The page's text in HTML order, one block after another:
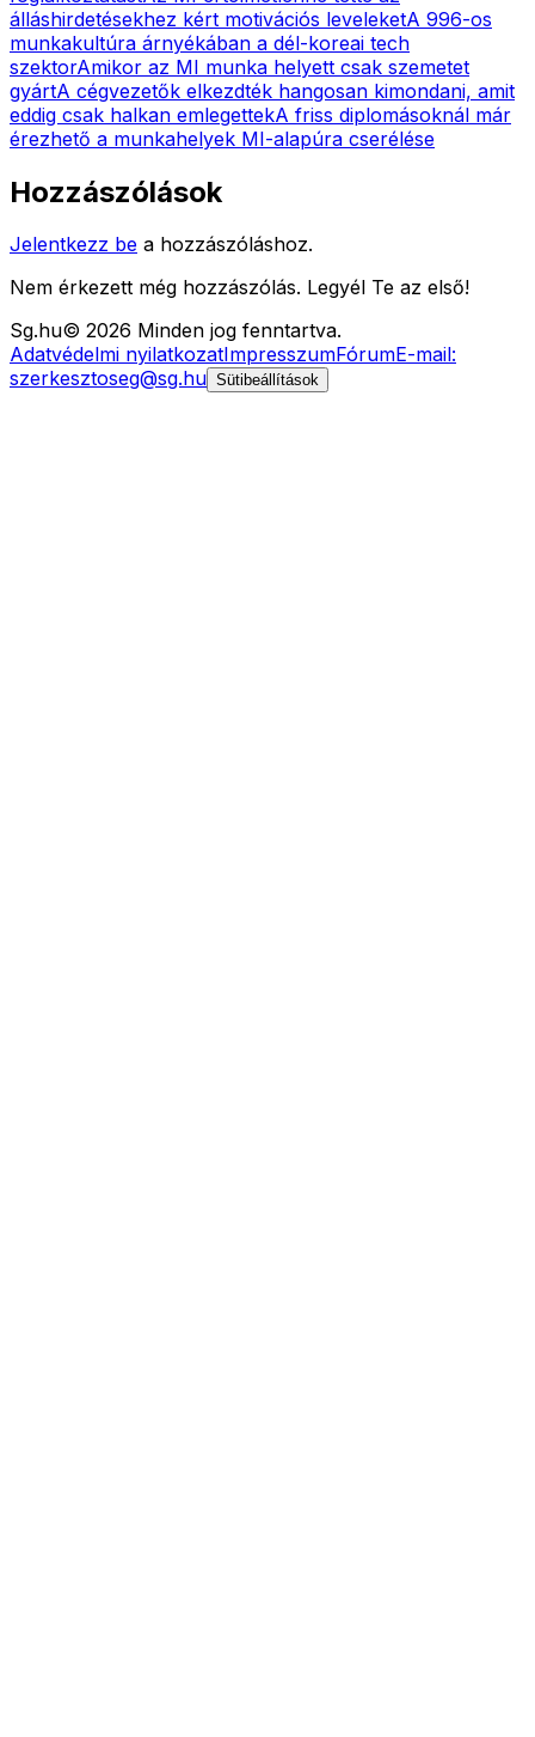
álláshirdetésekhez kért motivációs leveleketA 996-os
munkakultúra árnyékában a dél-koreai tech
szektorAmikor az MI munka helyett csak szemetet
gyártA cégvezetők elkezdték hangosan kimondani, amit
eddig csak halkan emlegettekA friss diplomásoknál már
érezhető a munkahelyek MI-alapúra cserélése
Hozzászólások
Jelentkezz be a hozzászóláshoz.
Nem érkezett még hozzászólás. Legyél Te az első!
Sg.hu© 2026 Minden jog fenntartva.
Adatvédelmi nyilatkozatImpresszumFórumE-mail:
szerkesztoseg@sg.hu Sütibeállítások